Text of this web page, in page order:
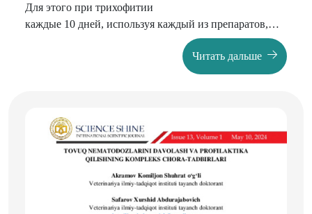
Для этого при трихофитии
каждые 10 дней, используя каждый из препаратов,
разделив зараженных животных на группы
это следовать. Раннее лечение основывается на
пищу.
проведение дифференциальной диагностики при
стоматите и других подобных заболеваниях,
будет заключаться в изучении действия применяемых
препаратов. Этот метод лечения является сельским.
повысить продуктивность сельскохозяйственных
Читать дальше